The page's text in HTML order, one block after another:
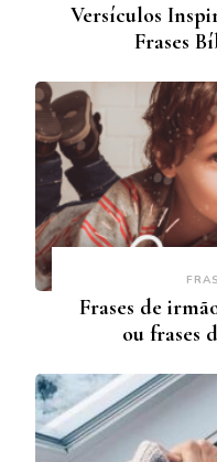
Versículos
Frases
Frases de
ou frases